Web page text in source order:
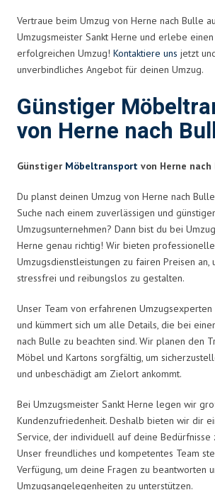
Vertraue beim Umzug von Herne nach Bulle
Umzugsmeister Sankt Herne und erlebe
erfolgreichen Umzug! Kontaktiere uns jetzt
unverbindliches Angebot für deinen Umzug.
Günstiger
von Herne nach
Günstiger Möbeltransport von Herne nach
Du planst deinen Umzug von Herne nach
Suche nach einem zuverlässigen und
Umzugsunternehmen? Dann bist du bei
Herne genau richtig! Wir bieten professionelle
Umzugsdienstleistungen zu fairen Preisen an,
stressfrei und reibungslos zu gestalten.
Unser Team von erfahrenen
und kümmert sich um alle Details, die bei
nach Bulle zu beachten sind. Wir planen den
Möbel und Kartons sorgfältig, um
und unbeschädigt am Zielort ankommt.
Bei Umzugsmeister Sankt Herne legen wir
Kundenzufriedenheit. Deshalb bieten wir dir
Service, der individuell auf deine Bedürfnisse
Unser freundliches und kompetentes Team
Verfügung, um deine Fragen zu beantworten
Umzugsangelegenheiten zu unterstützen.